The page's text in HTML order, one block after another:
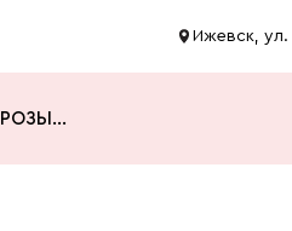
Ижевск, ул.
РОЗЫ ...